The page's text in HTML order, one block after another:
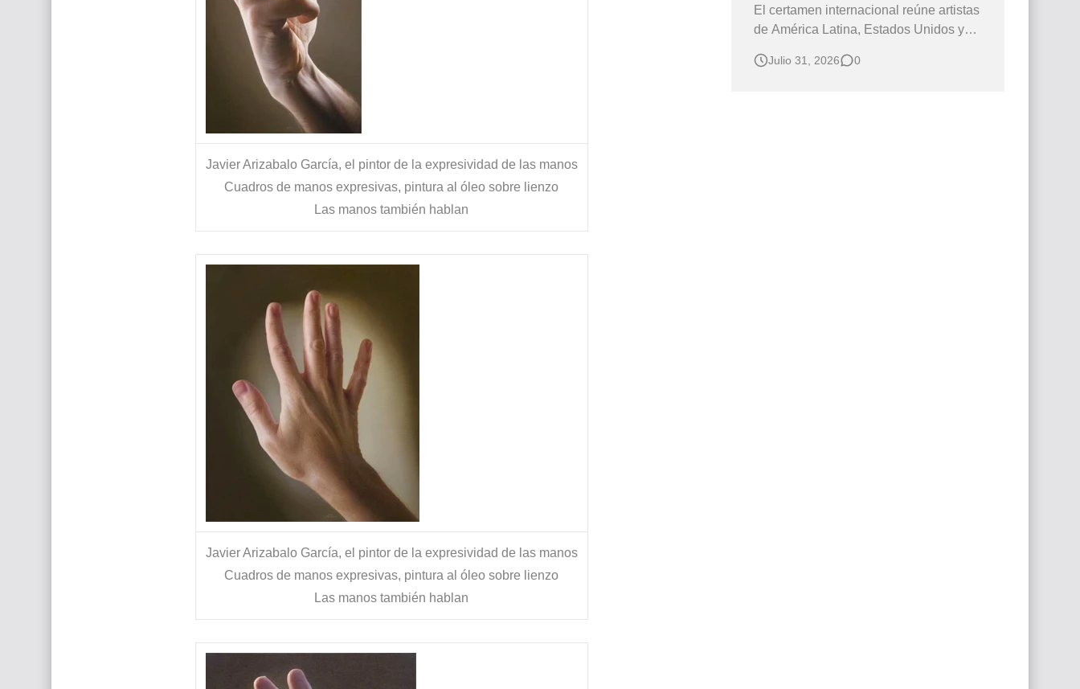
Javier Arizabalo García, el pintor de la expresividad de las manos
Cuadros de manos expresivas, pintura al óleo sobre lienzo
Las manos también hablan
Javier Arizabalo García, el pintor de la expresividad de las manos
Cuadros de manos expresivas, pintura al óleo sobre lienzo
Las manos también hablan
El certamen internacional reúne artistas
de América Latina, Estados Unidos y
continúa abierta para nuevos
Julio 31, 2026 0